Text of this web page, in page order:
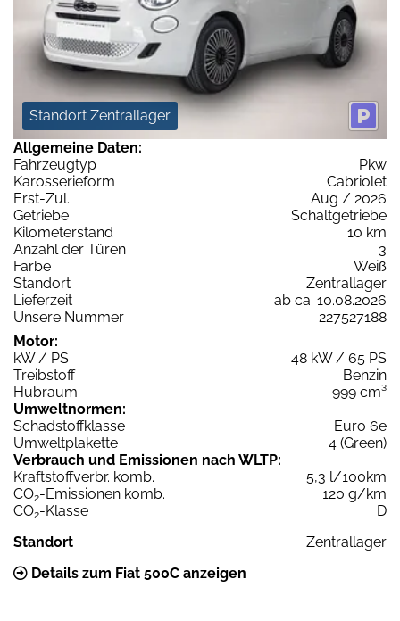
Standort Zentrallager
Allgemeine Daten:
Fahrzeugtyp
Pkw
Karosserieform
Cabriolet
Erst-Zul.
Aug / 2026
Getriebe
Schaltgetriebe
Kilometerstand
10 km
Anzahl der Türen
3
Farbe
Weiß
Standort
Zentrallager
Lieferzeit
ab ca. 10.08.2026
Unsere Nummer
227527188
Motor:
kW / PS
48 kW / 65 PS
Treibstoff
Benzin
Hubraum
999 cm³
Umweltnormen:
Schadstoffklasse
Euro 6e
Umweltplakette
4 (Green)
Verbrauch und Emissionen nach WLTP:
Kraftstoffverbr. komb.
5,3 l/100km
CO2-Emissionen komb.
120 g/km
CO2-Klasse
D
Standort
Zentrallager
Details zum Fiat 500C anzeigen